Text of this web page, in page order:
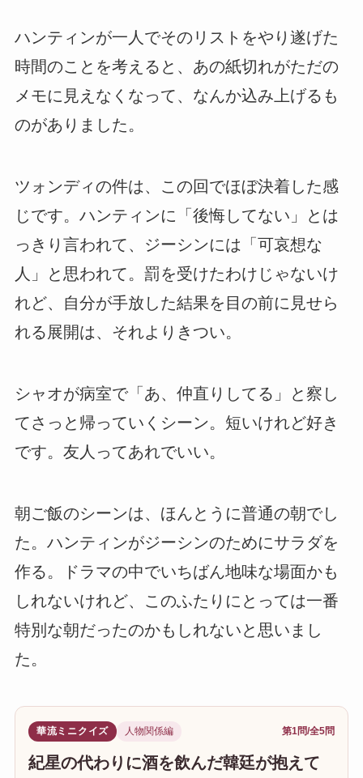
ハンティンが一人でそのリストをやり遂げた
時間のことを考えると、あの紙切れがただの
メモに見えなくなって、なんか込み上げるも
のがありました。
ツォンディの件は、この回でほぼ決着した感
じです。ハンティンに「後悔してない」とは
っきり言われて、ジーシンには「可哀想な
人」と思われて。罰を受けたわけじゃないけ
れど、自分が手放した結果を目の前に見せら
れる展開は、それよりきつい。
シャオが病室で「あ、仲直りしてる」と察し
てさっと帰っていくシーン。短いけれど好き
です。友人ってあれでいい。
朝ご飯のシーンは、ほんとうに普通の朝でし
た。ハンティンがジーシンのためにサラダを
作る。ドラマの中でいちばん地味な場面かも
しれないけれど、このふたりにとっては一番
特別な朝だったのかもしれないと思いまし
た。
華流ミニクイズ 人物関係編 第1問/全5問
紀星の代わりに酒を飲んだ韓廷が抱えて